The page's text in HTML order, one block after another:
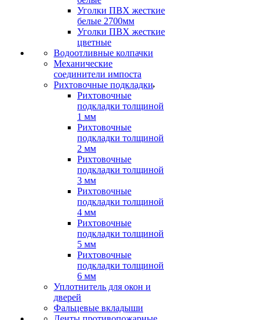
Уголки ПВХ жесткие
белые 2700мм
Уголки ПВХ жесткие
цветные
Водоотливные колпачки
Механические
соединители импоста
Рихтовочные подкладки
Рихтовочные
подкладки толщиной
1 мм
Рихтовочные
подкладки толщиной
2 мм
Рихтовочные
подкладки толщиной
3 мм
Рихтовочные
подкладки толщиной
4 мм
Рихтовочные
подкладки толщиной
5 мм
Рихтовочные
подкладки толщиной
6 мм
Уплотнитель для окон и
дверей
Фальцевые вкладыши